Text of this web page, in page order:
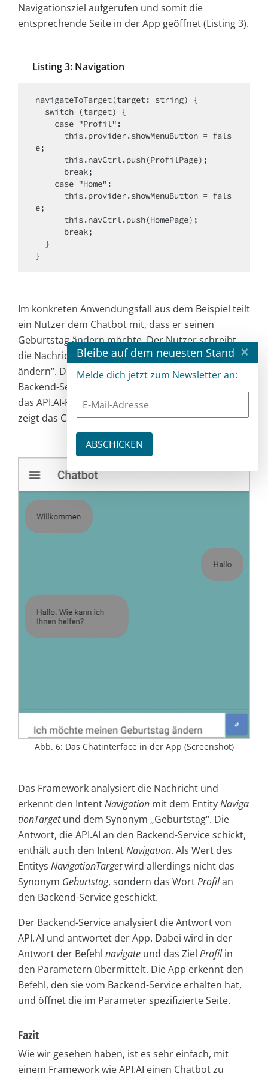
Navigationsziel aufgerufen und somit die
entsprechende Seite in der App geöffnet (Listing 3).
Listing 3: Navigation
navigateToTarget(target: string) {
e;
e;
}
Im konkreten Anwendungsfall aus dem Beispiel teilt
ein Nutzer dem Chatbot mit, dass er seinen
Geburtstag ändern möchte. Der Nutzer schreibt
die Nachricht „Ich möchte meinen Geburtstag
ändern“. Diese schickt die App via REST an den
Backend-Service, der die Nachricht wiederum an
das API.AI-Framework weiterleitet.
zeigt das Chatinterface in der App.
Abb. 6: Das Chatinterface in der App (Screenshot)
Das Framework analysiert die Nachricht und
erkennt den IntentNavigation mit dem EntityNaviga
tionTargetund dem Synonym „Geburtstag“. Die
Antwort, die API.AI an den Backend-Service schickt,
enthält auch den IntentNavigation. Als Wert des
Entitys Naviga­tion­Targetwird allerdings nicht das
Synonym Geburtstag, sondern das WortProfilan
den Backend-Service geschickt.
Der Backend-Service analysiert die Antwort von
API. AI und antwortet der App. Dabei wird in der
Antwort der Befehl navigate und das Ziel Profilin
den Parametern übermittelt. Die App erkennt den
Befehl, den sie vom Backend-Service erhalten hat,
und öffnet die im Parameter spezifizierte Seite.
Fazit
Wie wir gesehen haben, ist es sehr einfach, mit
einem Framework wie API.AI einen Chatbot zu
Bleibe auf dem neuesten Stand ×
Melde dich jetzt zum Newsletter an: